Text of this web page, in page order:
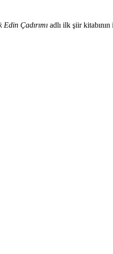
Edin Çadırımı adlı ilk şiir